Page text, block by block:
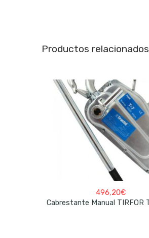
Productos relacionados
496,20€